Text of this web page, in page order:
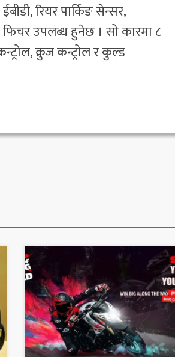
रियर पार्किङ सेन्सर,
फिचर उपलब्ध हुनेछ । सो कारमा ८
क्रुज कन्ट्रोल र कुल्ड